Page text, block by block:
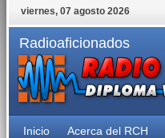
viernes, 07 agosto 2026
Radioaficionados
Inicio Acerca del RCH